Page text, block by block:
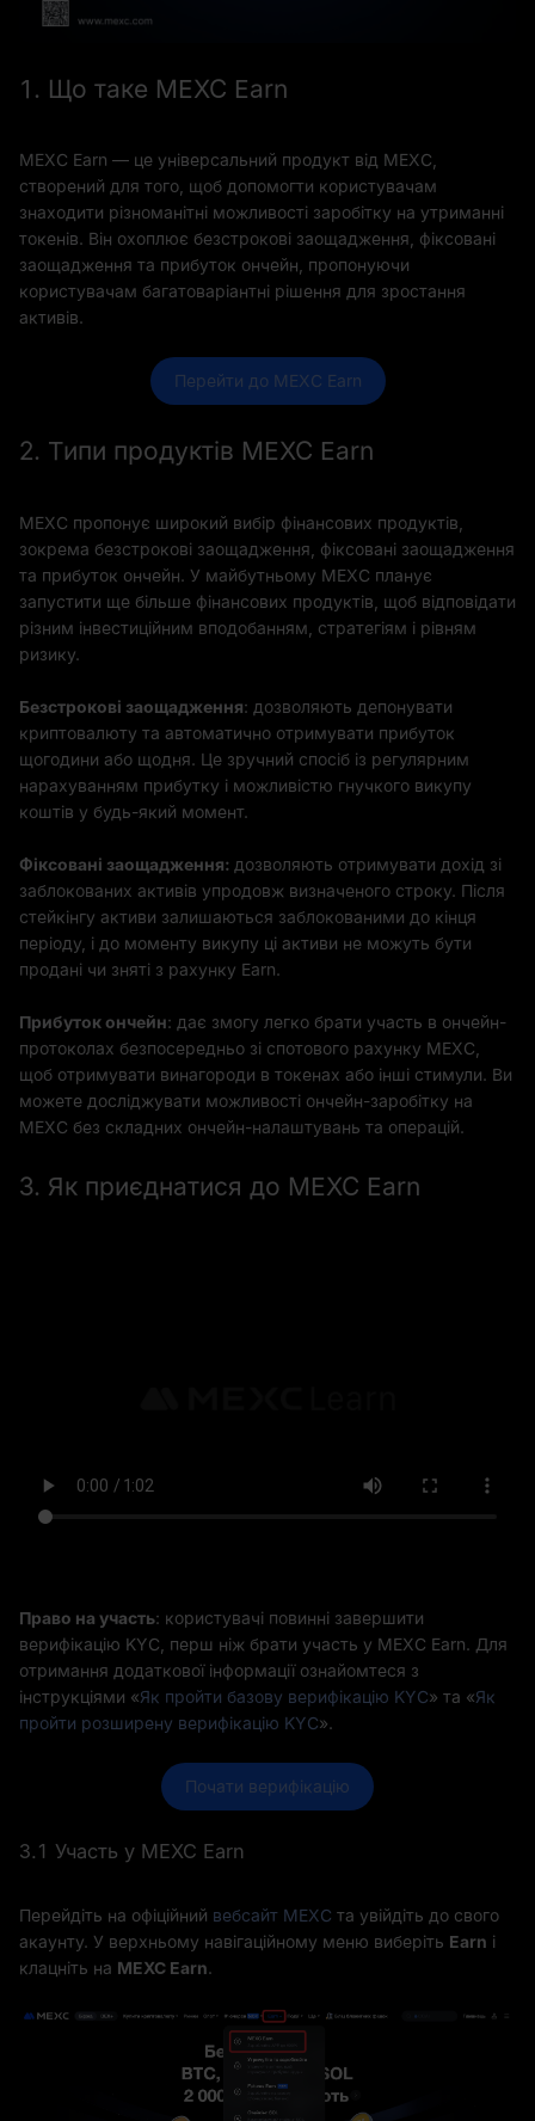
1. Що таке MEXC Earn
MEXC Earn — це універсальний продукт від MEXC,
створений для того, щоб допомогти користувачам
знаходити різноманітні можливості заробітку на утриманні
токенів. Він охоплює безстрокові заощадження, фіксовані
заощадження та прибуток ончейн, пропонуючи
користувачам багатоваріантні рішення для зростання
активів.
Перейти до MEXC Earn
2. Типи продуктів MEXC Earn
MEXC пропонує широкий вибір фінансових продуктів,
зокрема безстрокові заощадження, фіксовані заощадження
та прибуток ончейн. У майбутньому MEXC планує
запустити ще більше фінансових продуктів, щоб відповідати
різним інвестиційним вподобанням, стратегіям і рівням
ризику.
Безстрокові заощадження: дозволяють депонувати
криптовалюту та автоматично отримувати прибуток
щогодини або щодня. Це зручний спосіб із регулярним
нарахуванням прибутку і можливістю гнучкого викупу
коштів у будь-який момент.
Фіксовані заощадження: дозволяють отримувати дохід зі
заблокованих активів упродовж визначеного строку. Після
стейкінгу активи залишаються заблокованими до кінця
періоду, і до моменту викупу ці активи не можуть бути
продані чи зняті з рахунку Earn.
Прибуток ончейн: дає змогу легко брати участь в ончейн-
протоколах безпосередньо зі спотового рахунку MEXC,
щоб отримувати винагороди в токенах або інші стимули. Ви
можете досліджувати можливості ончейн-заробітку на
MEXC без складних ончейн-налаштувань та операцій.
3. Як приєднатися до MEXC Earn
Право на участь: користувачі повинні завершити
верифікацію KYC, перш ніж брати участь у MEXC Earn. Для
отримання додаткової інформації ознайомтеся з
інструкціями «Як пройти базову верифікацію KYC» та «Як
пройти розширену верифікацію KYC».
Почати верифікацію
3.1 Участь у MEXC Earn
Перейдіть на офіційний вебсайт MEXC та увійдіть до свого
акаунту. У верхньому навігаційному меню виберіть Earn і
клацніть на MEXC Earn.